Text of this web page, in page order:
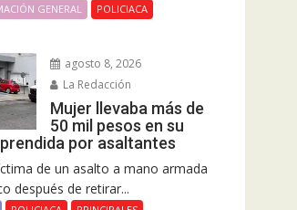
GENERAL
POLICIACA
agosto 8, 2026
La Redacción
Mujer llevaba más de
50 mil pesos en su
por asaltantes
de un asalto a mano armada
después de retirar...